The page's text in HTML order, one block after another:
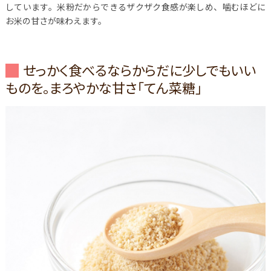
しています。米粉だからできるザクザク食感が楽しめ、噛むほどに
お米の甘さが味わえます。
せっかく食べるならからだに少しでもいい
ものを。まろやかな甘さ「てん菜糖」